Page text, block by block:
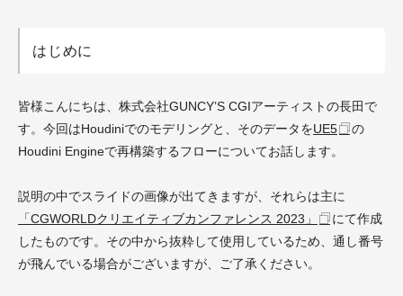
はじめに
皆様こんにちは、株式会社GUNCY’S CGIアーティストの長田で
す。今回はHoudiniでのモデリングと、そのデータをUE5
の
Houdini Engineで再構築するフローについてお話します。
説明の中でスライドの画像が出てきますが、それらは主に
「CGWORLDクリエイティブカンファレンス 2023」
にて作成
したものです。その中から抜粋して使用しているため、通し番号
が飛んでいる場合がございますが、ご了承ください。